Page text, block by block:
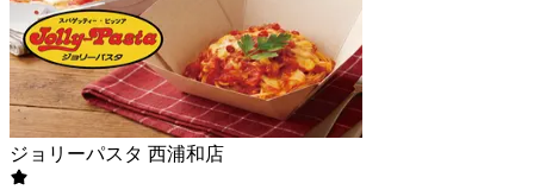
ジョリーパスタ 西浦和店